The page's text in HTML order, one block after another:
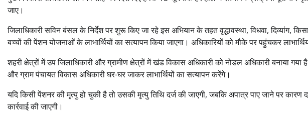
जाए।
जिलाधिकारी सविन बंसल के निर्देश पर शुरू किए जा रहे इस अभियान के तहत वृद्धावस्था, विधवा, दिव्यांग,
बच्चों की पेंशन योजनाओं के लाभार्थियों का सत्यापन किया जाएगा। अधिकारियों को मौके पर पहुंचकर
शहरी क्षेत्रों में उप जिलाधिकारी और ग्रामीण क्षेत्रों में खंड विकास अधिकारी को नोडल अधिकारी बनाया
और ग्राम पंचायत विकास अधिकारी घर-घर जाकर लाभार्थियों का सत्यापन करेंगे।
यदि किसी पेंशनर की मृत्यु हो चुकी है तो उसकी मृत्यु तिथि दर्ज की जाएगी, जबकि अपात्र पाए जाने पर
कार्रवाई की जाएगी।